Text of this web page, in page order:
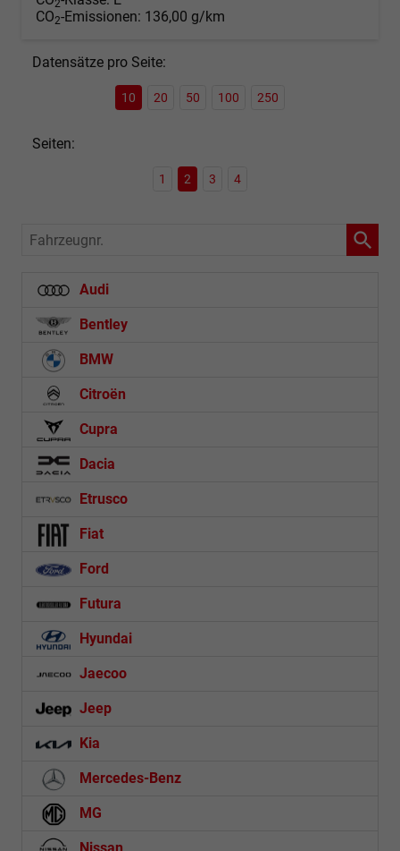
2
CO2-Emissionen: 136,00 g/km
Datensätze pro Seite:
10 20 50 100 250
Seiten:
1 2 3 4
Fahrzeugnr.
Audi
Bentley
BMW
Citroën
Cupra
Dacia
Etrusco
Fiat
Ford
Futura
Hyundai
Jaecoo
Jeep
Kia
Mercedes-Benz
MG